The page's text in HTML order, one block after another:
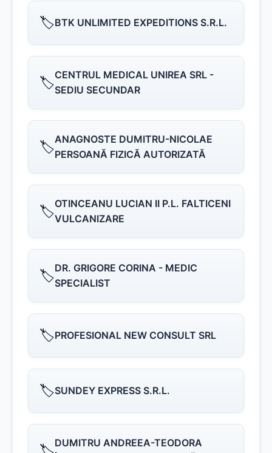
🏷️BTK UNLIMITED EXPEDITIONS S.R.L.
🏷️CENTRUL MEDICAL UNIREA SRL -
SEDIU SECUNDAR
🏷️ANAGNOSTE DUMITRU-NICOLAE
PERSOANĂ FIZICĂ AUTORIZATĂ
🏷️OTINCEANU LUCIAN II P.L. FALTICENI
VULCANIZARE
🏷️DR. GRIGORE CORINA - MEDIC
SPECIALIST
🏷️PROFESIONAL NEW CONSULT SRL
🏷️SUNDEY EXPRESS S.R.L.
DUMITRU ANDREEA-TEODORA